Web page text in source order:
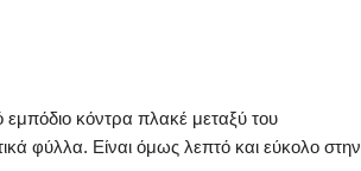
κόντρα πλακέ μεταξύ του
φύλλα. Είναι όμως λεπτό και εύκολο στην